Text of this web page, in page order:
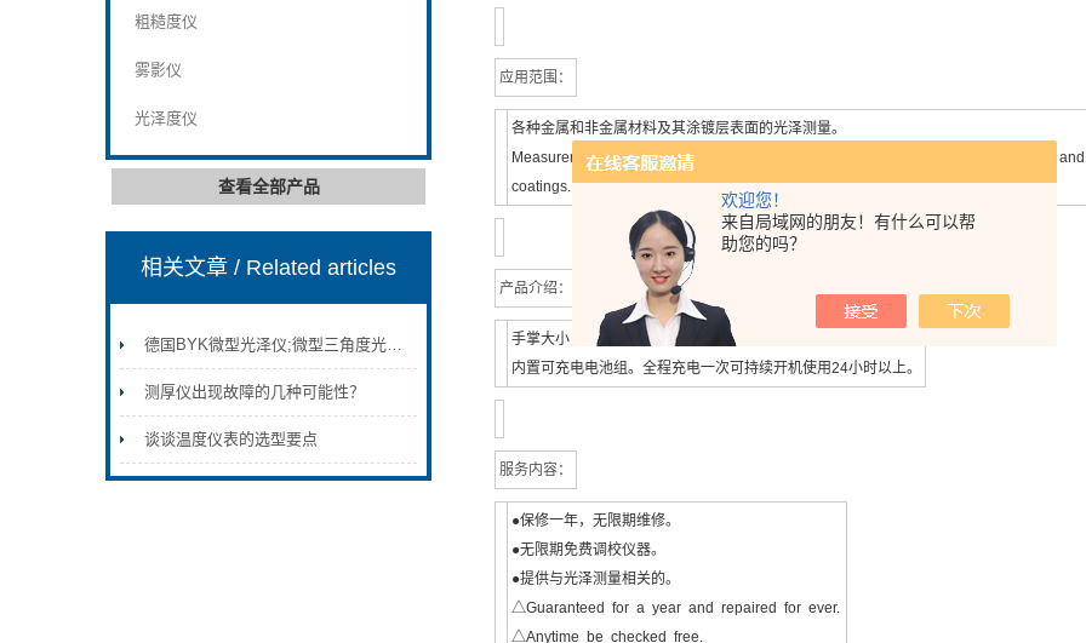
欢迎您！
来自局域网的朋友！有什么可以帮
助您的吗？
粗糙度仪
雾影仪
光泽度仪
查看全部产品
相关文章/ Related articles
德国BYK微型光泽仪;微型三角度光泽仪，单角度光泽度仪
测厚仪出现故障的几种可能性？
谈谈温度仪表的选型要点
应用范围：
各种金属和非金属材料及其涂镀层表面的光泽测量。
Measurement of the surface gloss of all kinds of metallic and non-metallic materials
coatings.
产品介绍：
手掌大小，方便携带。
内置可充电电池组。全程充电一次可持续开机使用24小时以上。
服务内容：
●保修一年，无限期维修。
●无限期免费调校仪器。
●提供与光泽测量相关的。
△Guaranteed for a year and repaired for ever.
△Anytime be checked free.